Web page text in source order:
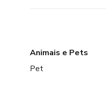
Animais e Pets
Pet